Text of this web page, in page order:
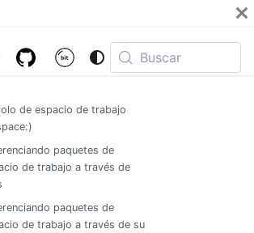
Buscar
de espacio de trabajo
paquetes de
de trabajo a través de
paquetes de
de trabajo a través de su